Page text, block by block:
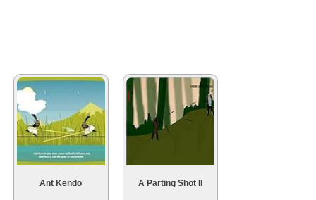
Ant Kendo A Parting Shot II